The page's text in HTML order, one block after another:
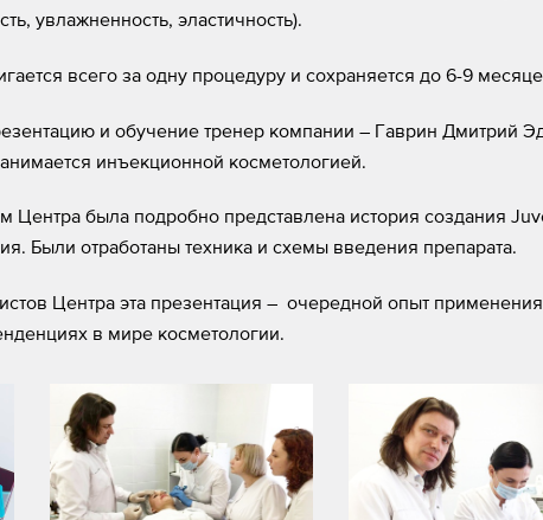
увлажненность, эластичность).
всего за одну процедуру и сохраняется до 6-9
и обучение тренер компании – Гаврин Дмитрий
инъекционной косметологией.
Центра была подробно представлена история создания
Были отработаны техника и схемы введения препарата.
Центра эта презентация – очередной опыт
в мире косметологии.